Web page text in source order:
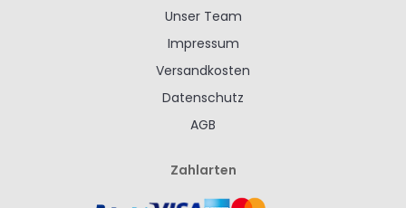
Unser Team
Impressum
Versandkosten
Datenschutz
AGB
Zahlarten